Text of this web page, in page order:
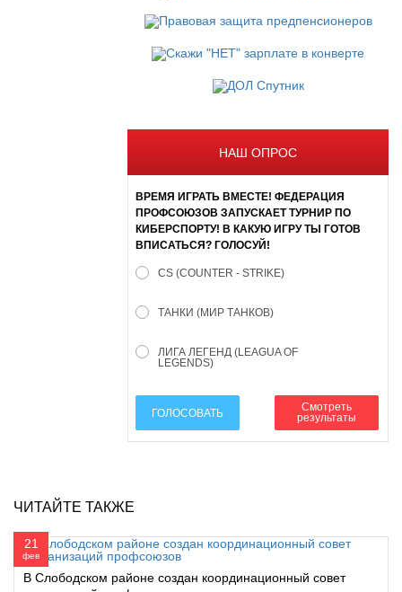
НАШ ОПРОС
ВРЕМЯ ИГРАТЬ ВМЕСТЕ! ФЕДЕРАЦИЯ
ПРОФСОЮЗОВ ЗАПУСКАЕТ ТУРНИР ПО
КИБЕРСПОРТУ! В КАКУЮ ИГРУ ТЫ ГОТОВ
ВПИСАТЬСЯ? ГОЛОСУЙ!
CS (COUNTER - STRIKE)
ТАНКИ (МИР ТАНКОВ)
ЛИГА ЛЕГЕНД (LEAGUA OF
LEGENDS)
ГОЛОСОВАТЬ
Смотреть
результаты
ЧИТАЙТЕ ТАКЖЕ
21
фев
В Слободском районе создан координационный совет